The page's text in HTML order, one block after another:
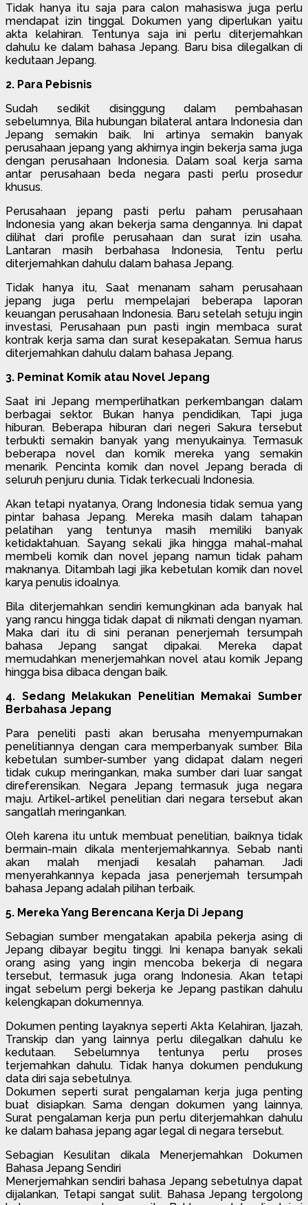
Tidak hanya itu saja para calon mahasiswa juga perlu
mendapat izin tinggal. Dokumen yang diperlukan yaitu
akta kelahiran. Tentunya saja ini perlu diterjemahkan
dahulu ke dalam bahasa Jepang. Baru bisa dilegalkan di
kedutaan Jepang.
2. Para Pebisnis
Sudah sedikit disinggung dalam pembahasan
sebelumnya, Bila hubungan bilateral antara Indonesia dan
Jepang semakin baik. Ini artinya semakin banyak
perusahaan jepang yang akhirnya ingin bekerja sama juga
dengan perusahaan Indonesia. Dalam soal kerja sama
antar perusahaan beda negara pasti perlu prosedur
khusus.
Perusahaan jepang pasti perlu paham perusahaan
Indonesia yang akan bekerja sama dengannya. Ini dapat
dilihat dari profile perusahaan dan surat izin usaha.
Lantaran masih berbahasa Indonesia, Tentu perlu
diterjemahkan dahulu dalam bahasa Jepang.
Tidak hanya itu, Saat menanam saham perusahaan
jepang juga perlu mempelajari beberapa laporan
keuangan perusahaan Indonesia. Baru setelah setuju ingin
investasi, Perusahaan pun pasti ingin membaca surat
kontrak kerja sama dan surat kesepakatan. Semua harus
diterjemahkan dahulu dalam bahasa Jepang.
3. Peminat Komik atau Novel Jepang
Saat ini Jepang memperlihatkan perkembangan dalam
berbagai sektor. Bukan hanya pendidikan, Tapi juga
hiburan. Beberapa hiburan dari negeri Sakura tersebut
terbukti semakin banyak yang menyukainya. Termasuk
beberapa novel dan komik mereka yang semakin
menarik. Pencinta komik dan novel Jepang berada di
seluruh penjuru dunia. Tidak terkecuali Indonesia.
Akan tetapi nyatanya, Orang Indonesia tidak semua yang
pintar bahasa Jepang. Mereka masih dalam tahapan
pelatihan yang tentunya masih memiliki banyak
ketidaktahuan. Sayang sekali jika hingga mahal-mahal
membeli komik dan novel jepang namun tidak paham
maknanya. Ditambah lagi jika kebetulan komik dan novel
karya penulis idoalnya.
Bila diterjemahkan sendiri kemungkinan ada banyak hal
yang rancu hingga tidak dapat di nikmati dengan nyaman.
Maka dari itu di sini peranan penerjemah tersumpah
bahasa Jepang sangat dipakai. Mereka dapat
memudahkan menerjemahkan novel atau komik Jepang
hingga bisa dibaca dengan baik.
4. Sedang Melakukan Penelitian Memakai Sumber
Berbahasa Jepang
Para peneliti pasti akan berusaha menyempurnakan
penelitiannya dengan cara memperbanyak sumber. Bila
kebetulan sumber-sumber yang didapat dalam negeri
tidak cukup meringankan, maka sumber dari luar sangat
direferensikan. Negara Jepang termasuk juga negara
maju. Artikel-artikel penelitian dari negara tersebut akan
sangatlah meringankan.
Oleh karena itu untuk membuat penelitian, baiknya tidak
bermain-main dikala menterjemahkannya. Sebab nanti
akan malah menjadi kesalah pahaman. Jadi
menyerahkannya kepada jasa penerjemah tersumpah
bahasa Jepang adalah pilihan terbaik.
5. Mereka Yang Berencana Kerja Di Jepang
Sebagian sumber mengatakan apabila pekerja asing di
Jepang dibayar begitu tinggi. Ini kenapa banyak sekali
orang asing yang ingin mencoba bekerja di negara
tersebut, termasuk juga orang Indonesia. Akan tetapi
ingat sebelum pergi bekerja ke Jepang pastikan dahulu
kelengkapan dokumennya.
Dokumen penting layaknya seperti Akta Kelahiran, Ijazah,
Transkip dan yang lainnya perlu dilegalkan dahulu ke
kedutaan. Sebelumnya tentunya perlu proses
terjemahkan dahulu. Tidak hanya dokumen pendukung
data diri saja sebetulnya.
Dokumen seperti surat pengalaman kerja juga penting
buat disiapkan. Sama dengan dokumen yang lainnya,
Surat pengalaman kerja pun perlu diterjemahkan dahulu
ke dalam bahasa jepang agar legal di negara tersebut.
Sebagian Kesulitan dikala Menerjemahkan Dokumen
Bahasa Jepang Sendiri
Menerjemahkan sendiri bahasa Jepang sebetulnya dapat
dijalankan, Tetapi sangat sulit. Bahasa Jepang tergolong